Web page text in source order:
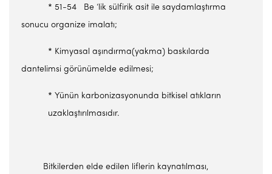
* 51-54 Be ‘lik sülfirik asit ile saydamlaştırma
sonucu organize imalatı;
* Kimyasal aşındırma(yakma) baskılarda
dantelimsi görünümelde edilmesi;
* Yünün karbonizasyonunda bitkisel atıkların
uzaklaştırılmasıdır.
Bitkilerden elde edilen liflerin kaynatılması,